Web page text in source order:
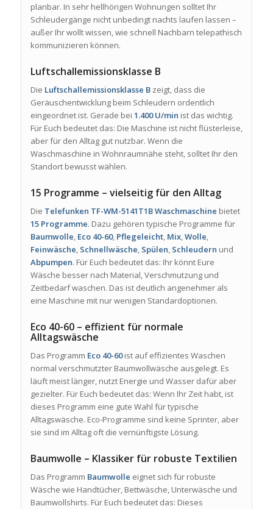
planbar. In sehr hellhörigen Wohnungen solltet Ihr
Schleudergänge nicht unbedingt nachts laufen lassen –
außer Ihr wollt wissen, wie schnell Nachbarn telepathisch
kommunizieren können.
Luftschallemissionsklasse B
Die Luftschallemissionsklasse Bzeigt, dass die
Geräuschentwicklung beim Schleudern ordentlich
eingeordnet ist. Gerade bei 1.400 U/min ist das wichtig.
Für Euch bedeutet das: Die Maschine ist nicht flüsterleise,
aber für den Alltag gut nutzbar. Wenn die
Waschmaschine in Wohnraumnähe steht, solltet Ihr den
Standort bewusst wählen.
15 Programme – vielseitig für den Alltag
Die Telefunken TF-WM-5141T1B Waschmaschine bietet
15 Programme. Dazu gehören typische Programme für
Baumwolle, Eco 40-60, Pflegeleicht, Mix,Wolle,
Feinwäsche, Schnellwäsche, Spülen, Schleudern und
Abpumpen. Für Euch bedeutet das: Ihr könnt Eure
Wäsche besser nach Material, Verschmutzung und
Zeitbedarf waschen. Das ist deutlich angenehmer als
eine Maschine mit nur wenigen Standardoptionen.
Eco 40-60 – effizient für normale
Alltagswäsche
Das Programm Eco 40-60ist auf effizientes Waschen
normal verschmutzter Baumwollwäsche ausgelegt. Es
läuft meist länger, nutzt Energie und Wasser dafür aber
gezielter. Für Euch bedeutet das: Wenn Ihr Zeit habt, ist
dieses Programm eine gute Wahl für typische
Alltagswäsche. Eco-Programme sind keine Sprinter, aber
sie sind im Alltag oft die vernünftigste Lösung.
Baumwolle – Klassiker für robuste Textilien
Das Programm Baumwolle eignet sich für robuste
Wäsche wie Handtücher, Bettwäsche, Unterwäsche und
Baumwollshirts. Für Euch bedeutet das: Dieses